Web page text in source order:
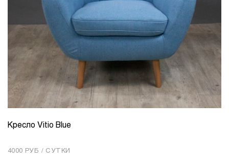
КОЛИЧЕСТВО 1
Кресло Vitio Blue
4000 РУБ / СУТКИ